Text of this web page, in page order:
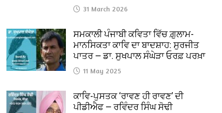
31 March 2026
ਸਮਕਾਲੀ ਪੰਜਾਬੀ ਕਵਿਤਾ ਵਿੱਚ ਗ਼ੁਲਾਮ-
ਮਾਨਸਿਕਤਾ ਕਾਵਿ ਦਾ ਬਾਦਸ਼ਾਹ: ਸੁਰਜੀਤ
ਪਾਤਰ — ਡਾ. ਸੁਖਪਾਲ ਸੰਘੇੜਾ ਓਰਫ਼ ਪਰਖ਼ਾ
11 May 2025
ਕਾਵਿ-ਪੁਸਤਕ ‘ਰਾਵਣ ਹੀ ਰਾਵਣ’ ਦੀ
ਪੀਡੀਐਫ — ਰਵਿੰਦਰ ਸਿੰਘ ਸੋਢੀ